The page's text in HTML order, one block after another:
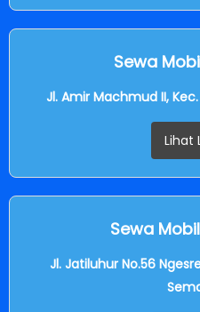
Sewa
Jl. Amir Machmud II,
Lihat
Sewa
Jl. Jatiluhur No.56